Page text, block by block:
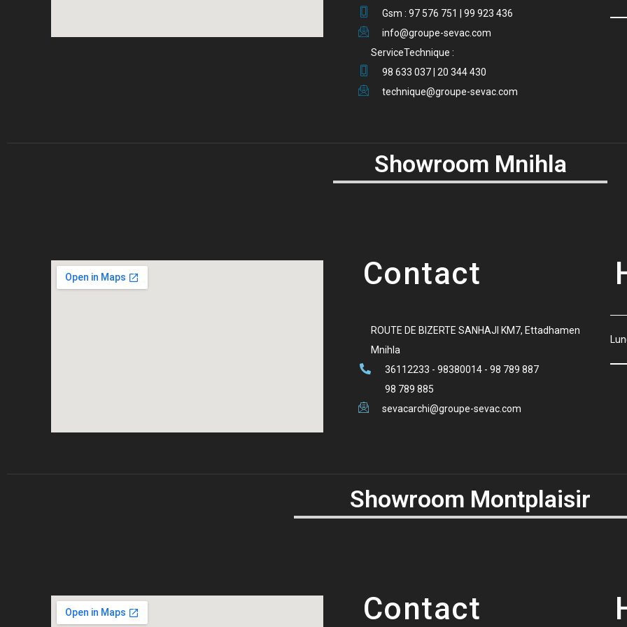
Gsm : 97 576 751 | 99 923 436
info@groupe-sevac.com
ServiceTechnique :
98 633 037 | 20 344 430
technique@groupe-sevac.com
Showroom Mnihla
Contact
ROUTE DE BIZERTE SANHAJI KM7, Ettadhamen
Mnihla
36112233 - 98380014 - 98 789 887
98 789 885
sevacarchi@groupe-sevac.com
Showroom Montplaisir
Contact